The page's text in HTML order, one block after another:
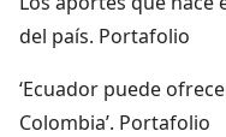
del país. Portafolio
‘Ecuador puede
Colombia’. Portafolio